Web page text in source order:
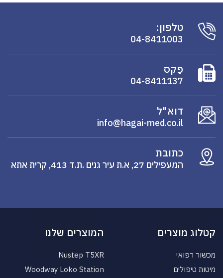
טלפון:
04-8411003
פַקס
04-8411137
דוא"ל
info@hagai-med.co.il
כתובת
המעפילים 27, א.ת עיר גנים .ת.ד 413, קרית אתא
קטלוג מוצרים
מכשור רפואי
מיטות טיפולים
המוצרים שלנו
Nustep T5XR
Woodway Loko Station